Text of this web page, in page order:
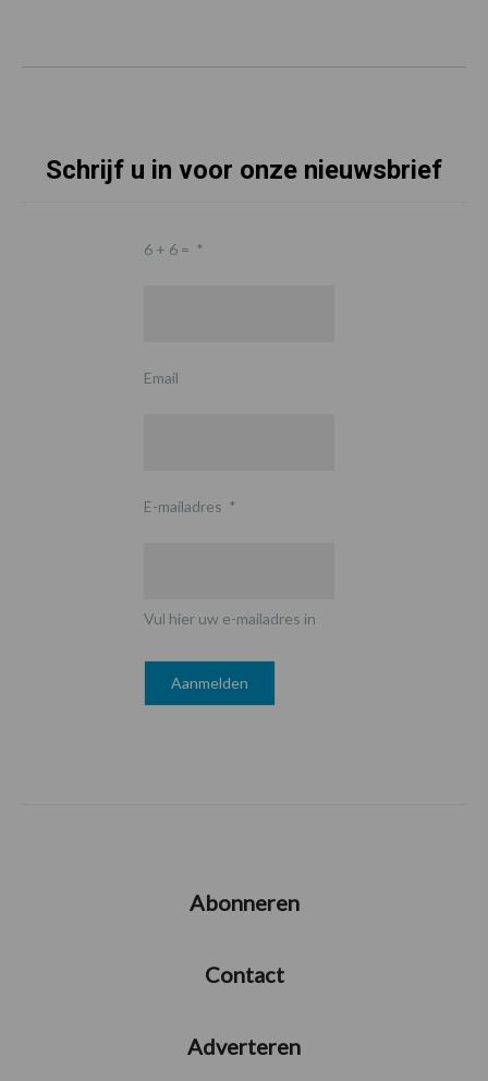
Schrijf u in voor onze nieuwsbrief
6 + 6 = *
Email
E-mailadres *
Vul hier uw e-mailadres in
Abonneren
Contact
Adverteren